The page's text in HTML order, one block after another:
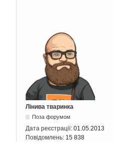
Лінива тваринка
Поза форумом
Дата реєстрації: 01.05.2013
Повідомлень: 15 838